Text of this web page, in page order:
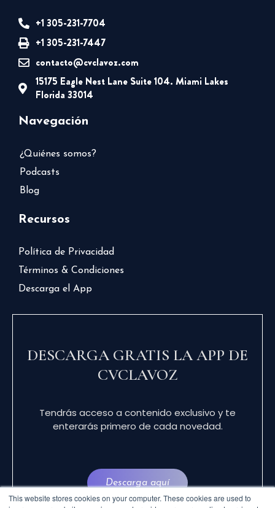
This website stores cookies on your computer. These cookies are used to
+1 305-231-7704
+1 305-231-7447
contacto@cvclavoz.com
15175 Eagle Nest Lane Suite 104. Miami Lakes
Florida 33014
Navegación
¿Quiénes somos?
Podcasts
Blog
Recursos
Política de Privacidad
Términos & Condiciones
Descarga el App
DESCARGA GRATIS LA APP DE
CVCLAVOZ
Tendrás acceso a contenido exclusivo y te
enterarás primero de cada novedad.
Descarga aquí